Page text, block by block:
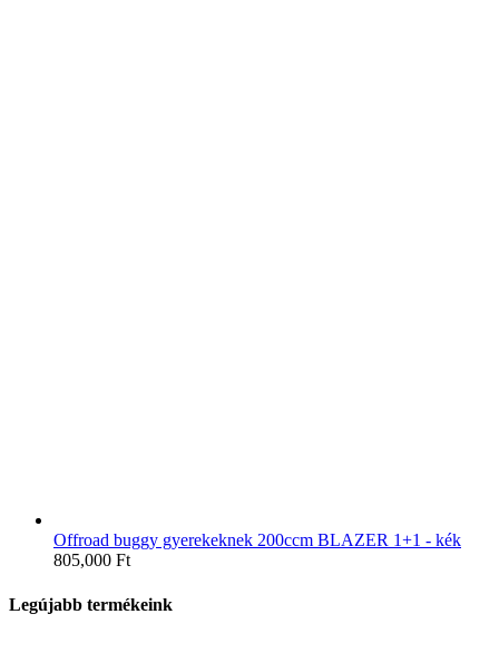
Offroad buggy gyerekeknek 200ccm BLAZER 1+1 - kék
805,000 Ft
Legújabb termékeink